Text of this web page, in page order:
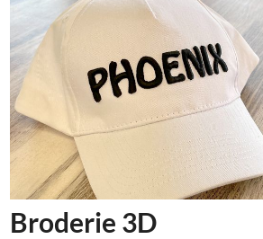
Broderie 3D